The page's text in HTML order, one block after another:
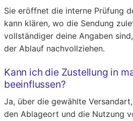
Sie eröffnet die interne Prüfung
kann klären, wo die Sendung
vollständiger deine Angaben
der Ablauf nachvollziehen.
Kann ich die Zustellung in
beeinflussen?
Ja, über die gewählte
den Ablageort und die Nutzung